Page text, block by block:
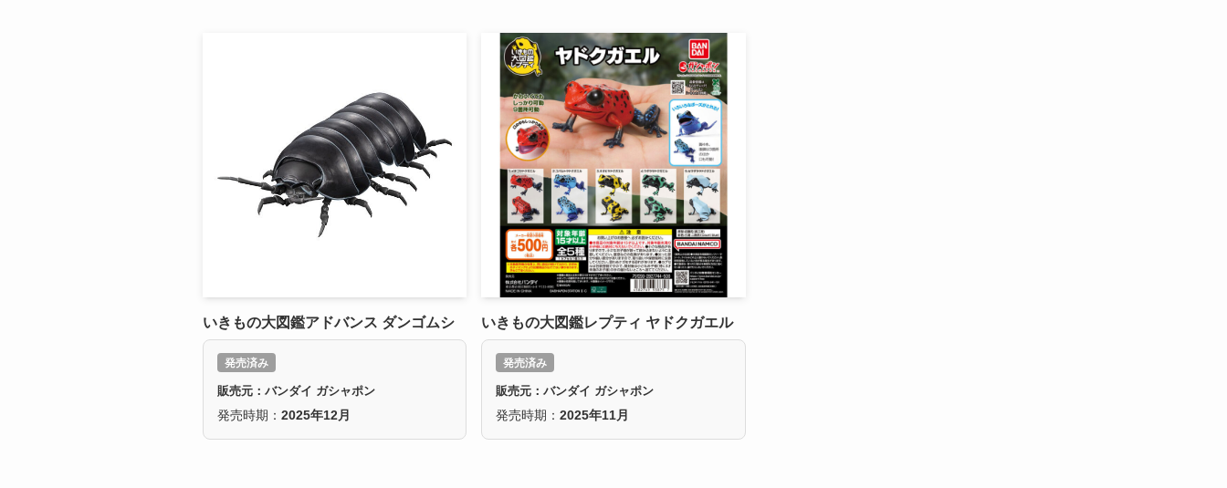
いきもの大図鑑アドバンス ダンゴムシ
発売済み
販売元：バンダイ ガシャポン
発売時期： 2025年12月
いきもの大図鑑レプティ ヤドクガエル
発売済み
販売元：バンダイ ガシャポン
発売時期：2025年11月